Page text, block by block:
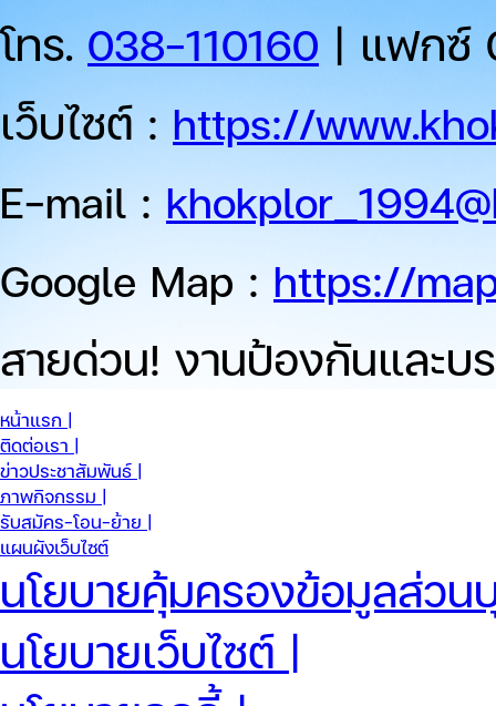
โทร. 038-110160 | แฟกซ์
เว็บไซต์ : https://
E-mail :
Google Map : https://
สายด่วน! งานป้องกันและบ
หน้าแรก |
ติดต่อเรา |
ข่าวประชาสัมพันธ์ |
ภาพกิจกรรม |
รับสมัคร-โอน-ย้าย |
แผนผังเว็บไซต์
นโยบายคุ้มครองข้อมูลส่วน
นโยบายเว็บไซต์ |